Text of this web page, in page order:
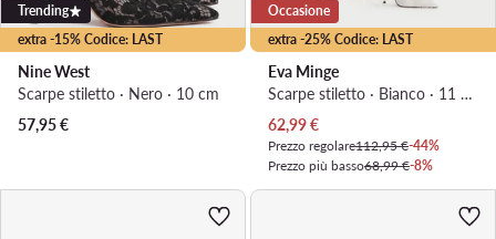
extra -15% Codice: LAST
Trending
Nine West
Scarpe stiletto · Nero · 10 cm
57,95€
extra -25% Codice: LAST
Occasione
Eva Minge
Scarpe stiletto · Bianco · 11 cm
Prezzo attuale
62,99€
Prezzo regolare112,95 €-44%
Prezzo più basso68,99 €-8%